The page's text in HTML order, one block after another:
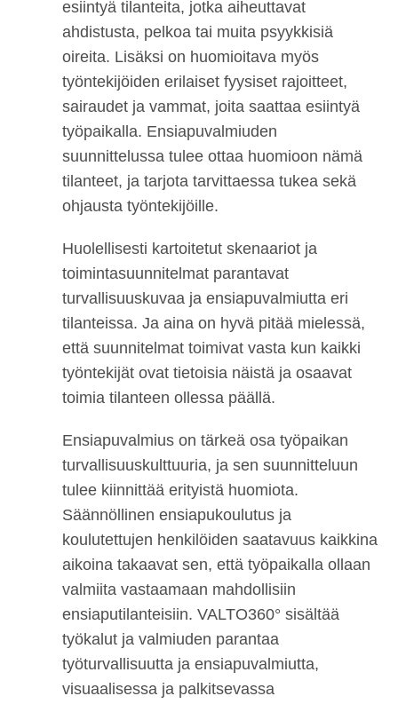
esiintyä tilanteita, jotka aiheuttavat
ahdistusta, pelkoa tai muita psyykkisiä
oireita. Lisäksi on huomioitava myös
työntekijöiden erilaiset fyysiset rajoitteet,
sairaudet ja vammat, joita saattaa esiintyä
työpaikalla. Ensiapuvalmiuden
suunnittelussa tulee ottaa huomioon nämä
tilanteet, ja tarjota tarvittaessa tukea sekä
ohjausta työntekijöille.
Huolellisesti kartoitetut skenaariot ja
toimintasuunnitelmat parantavat
turvallisuuskuvaa ja ensiapuvalmiutta eri
tilanteissa. Ja aina on hyvä pitää mielessä,
että suunnitelmat toimivat vasta kun kaikki
työntekijät ovat tietoisia näistä ja osaavat
toimia tilanteen ollessa päällä.
Ensiapuvalmius on tärkeä osa työpaikan
turvallisuuskulttuuria, ja sen suunnitteluun
tulee kiinnittää erityistä huomiota.
Säännöllinen ensiapukoulutus ja
koulutettujen henkilöiden saatavuus kaikkina
aikoina takaavat sen, että työpaikalla ollaan
valmiita vastaamaan mahdollisiin
ensiaputilanteisiin. VALTO360° sisältää
työkalut ja valmiuden parantaa
työturvallisuutta ja ensiapuvalmiutta,
visuaalisessa ja palkitsevassa